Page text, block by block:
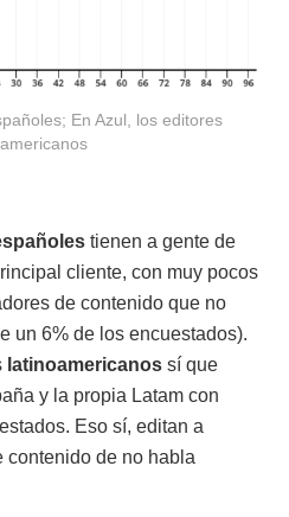
En Azul, los editores
tienen a gente de
cliente, con muy pocos
de contenido que no
un 6% de los encuestados).
latinoamericanos sí que
y la propia Latam con
Eso sí, editan a
contenido de no habla